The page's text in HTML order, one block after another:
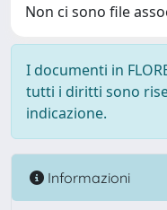
Non ci sono file
I documenti in
tutti i diritti sono
indicazione.
Informazioni